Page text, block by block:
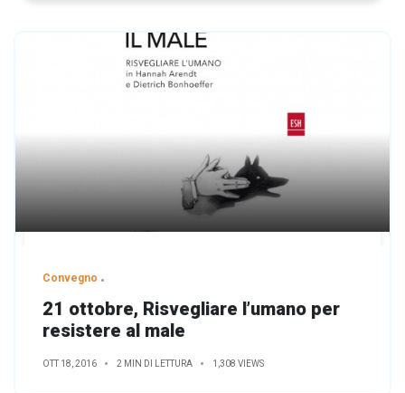
Convegno
21 ottobre, Risvegliare l’umano per
resistere al male
OTT 18, 2016 2 MIN DI LETTURA 1,308 VIEWS